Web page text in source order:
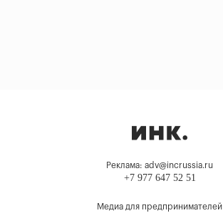
Реклама: adv@incrussia.ru
+7 977 647 52 51
Медиа для предпринимателей